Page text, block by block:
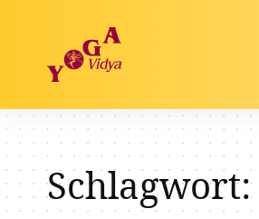
Schlagwort: